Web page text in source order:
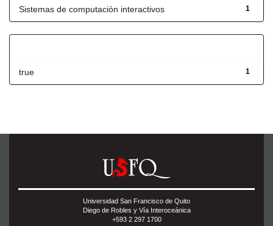
1
Sistemas de computación interactivos
1
true
Universidad San Francisco de Quito
Diego de Robles y Vía Interoceánica
+593 2 297 1700